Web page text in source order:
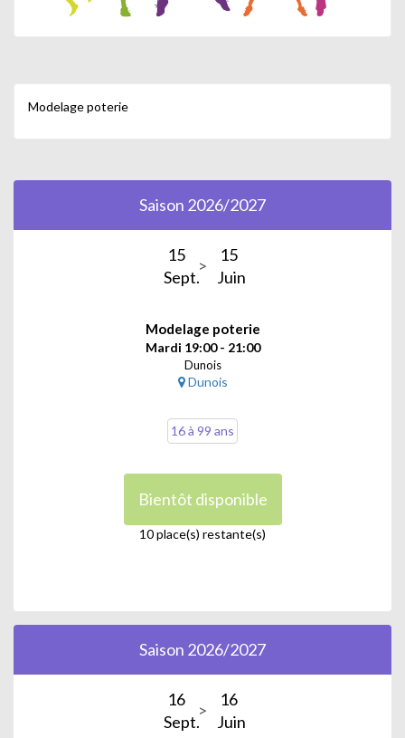
Modelage poterie
Saison 2026/2027
15
Sept.
15
Juin
Modelage poterie
Mardi 19:00 - 21:00
Dunois
Dunois
16 à 99 ans
Bientôt disponible
10 place(s) restante(s)
Saison 2026/2027
16
Sept.
16
Juin